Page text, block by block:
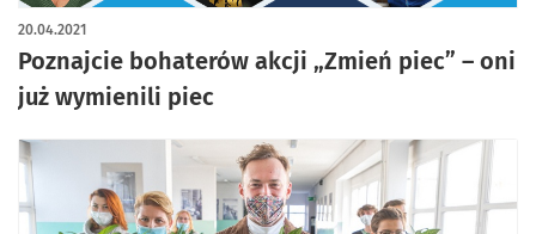
Poznajcie bohaterów akcji „Zmień piec” – oni
już wymienili piec
20.04.2021